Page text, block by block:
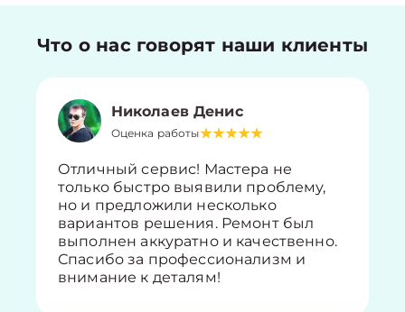
Что о нас говорят наши клиенты
Николаев Денис
Оценка работы
Отличный сервис! Мастера не
только быстро выявили проблему,
но и предложили несколько
вариантов решения. Ремонт был
выполнен аккуратно и качественно.
Спасибо за профессионализм и
внимание к деталям!